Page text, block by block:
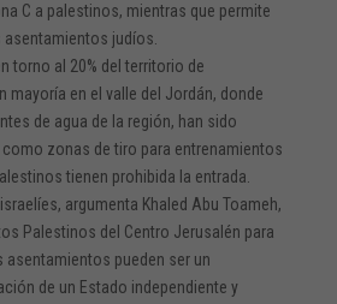
C a palestinos, mientras que permite
asentamientos judíos.
torno al 20% del territorio de
mayoría en el valle del Jordán, donde
de agua de la región, han sido
zonas de tiro para entrenamientos
tienen prohibida la entrada.
argumenta Khaled Abu Toameh,
Palestinos del Centro Jerusalén para
asentamientos pueden ser un
de un Estado independiente y